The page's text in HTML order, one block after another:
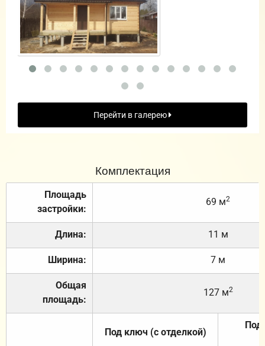
Перейти в галерею
Комплектация
Площадь
застройки:
69 м2
Длина: 11 м
Ширина: 7 м
Общая
площадь:
127 м2
Под ключ (с отделкой)
Под